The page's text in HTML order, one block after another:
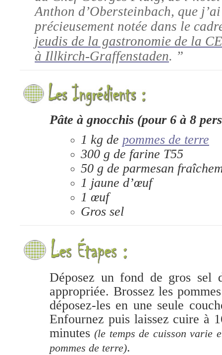
Anthon d’Obersteinbach, que j’ai
précieusement notée dans le
jeudis de la gastronomie de la
à Illkirch-Graffenstaden. ”
Pâte à gnocchis (pour 6 à 8
1 kg de pommes de terre
300 g de farine T55
50 g de parmesan
1 jaune d’œuf
1 œuf
Gros sel
Déposez un fond de gros sel
appropriée. Brossez les
déposez-les en une seule
Enfournez puis laissez cuire à
minutes(le temps de cuisson varie
pommes de terre).